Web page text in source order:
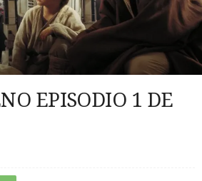
EPISODIO 1 DE